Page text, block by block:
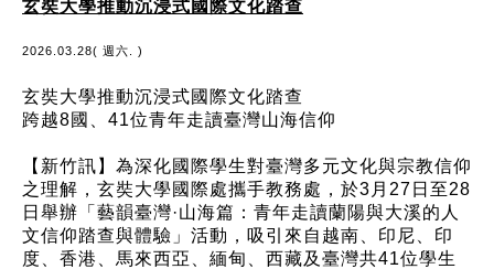
玄奘大學推動沉浸式國際文化踏查
2026.03.28( 週六. )
玄奘大學推動沉浸式國際文化踏查
跨越8國、41位青年走讀臺灣山海信仰
【新竹訊】為深化國際學生對臺灣多元文化與宗教信仰
之理解，玄奘大學國際處攜手教務處，於3月27日至28
日舉辦「藝韻臺灣·山海篇：青年走讀蘭陽與大溪的人
文信仰踏查與體驗」活動，吸引來自越南、印尼、印
度、香港、馬來西亞、緬甸、西藏及臺灣共41位學生